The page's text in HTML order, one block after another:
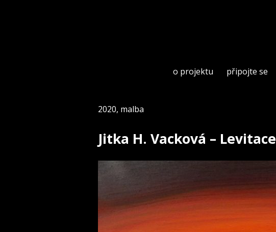
o projektu připojte se
2020, malba
Jitka H. Vacková – Levitace